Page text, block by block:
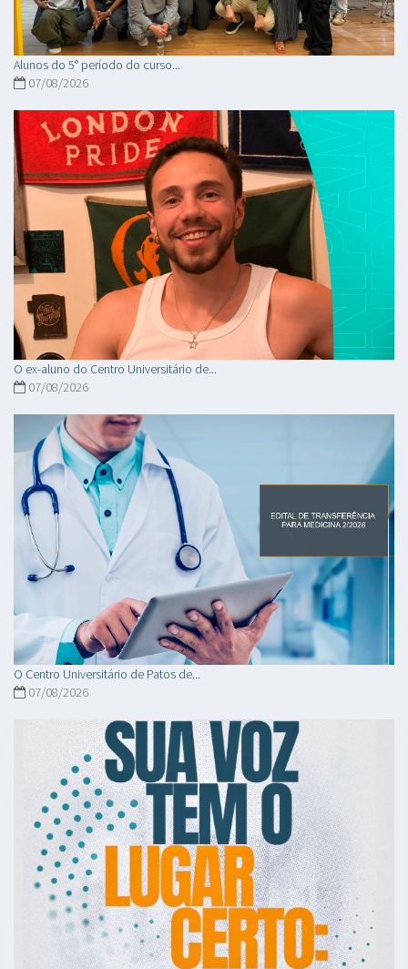
Alunos do 5° período do curso...
07/08/2026
O ex-aluno do Centro Universitário de...
07/08/2026
O Centro Universitário de Patos de...
07/08/2026